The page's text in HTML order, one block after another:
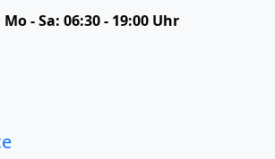
Mo - Sa: 06:30 - 19:00 Uhr